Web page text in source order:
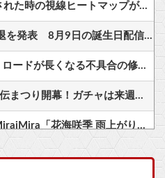
【衝撃】ウェブ広告が表示された時の視線ヒートマップがコチラ…
【VTuber】ばあちゃる、引退を発表 8月9日の誕生日配信で詳細を説明「ずっと続けられなくて本当にごめんなさい」【8/9(日)15:00】
【朗報】Switch2版『FF14』ロードが長くなる不具合の修正パッチを本日配信
【GジェネE】SDガンダム外伝まつり開幕！ガチャは来週かな？他
【学園アイドルマスター】MiraiMira「花海咲季 雨上がりのアイリス 特訓前Ver.」フィギュア【予約開始】他
』の動作環境が判明！